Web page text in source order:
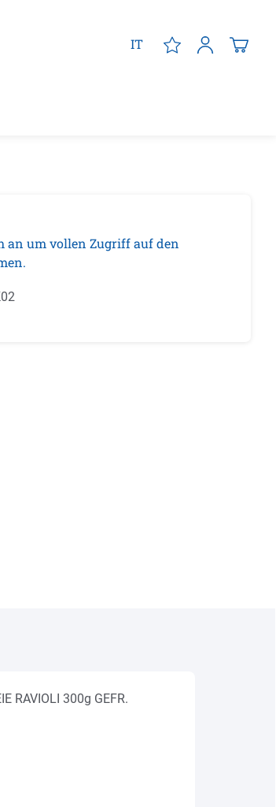
IT
an um vollen Zugriff auf den